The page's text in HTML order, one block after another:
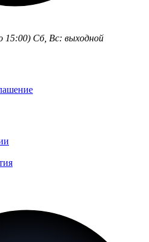
15:00) Сб, Вс: выходной